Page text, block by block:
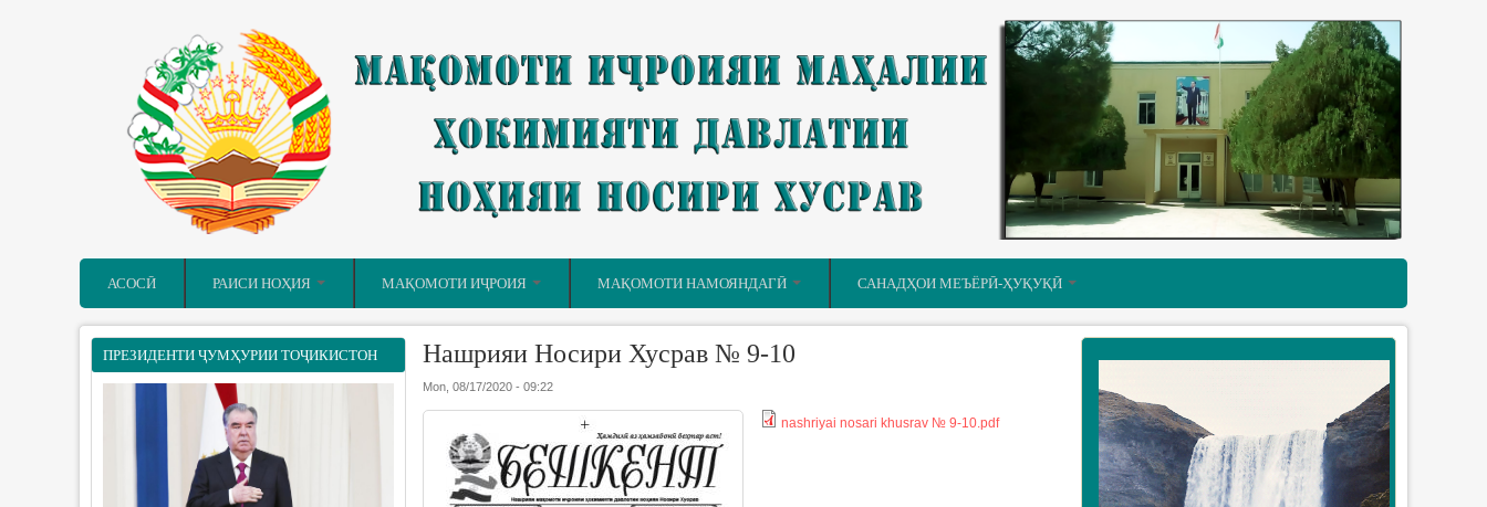
АСОСӢ РАИСИ НОҲИЯ МАҚОМОТИ ИҶРОИЯ МАҚОМОТИ НАМОЯНДАГӢ САНАДҲОИ МЕЪЁРӢ-ҲУҚУҚӢ
Нашрияи Носири Хусрав № 9-10
Mon, 08/17/2020 - 09:22
nashriyai nosari khusrav № 9-10.pdf
ПРЕЗИДЕНТИ ҶУМҲУРИИ ТОҶИКИСТОН